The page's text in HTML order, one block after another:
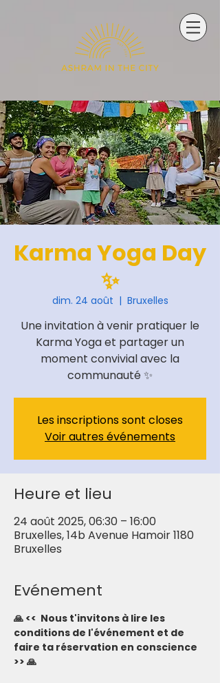
Karma Yoga Day
✨
dim. 24 août
  |
Bruxelles
Une invitation à venir pratiquer le
Karma Yoga et partager un
moment convivial avec la
communauté ✨
Les inscriptions sont closes
Voir autres événements
Heure et lieu
24 août 2025, 06:30 – 16:00
Bruxelles, 14b Avenue Hamoir 1180
Bruxelles
Evénement
🙏 <<  Nous t'invitons à lire les
conditions de l'événement et de
faire ta réservation en conscience
>> 🙏